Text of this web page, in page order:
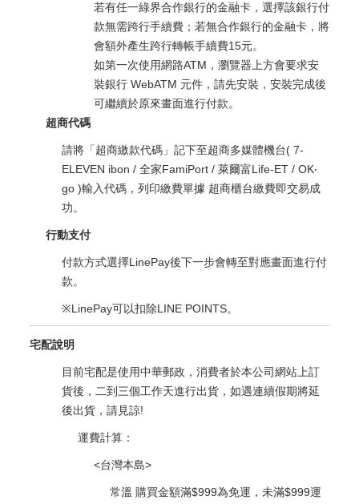
若有任一綠界合作銀行的金融卡，選擇該銀行付
款無需跨行手續費；若無合作銀行的金融卡，將
會額外產生跨行轉帳手續費15元。
如第一次使用網路ATM，瀏覽器上方會要求安
裝銀行 WebATM 元件，請先安裝，安裝完成後
可繼續於原來畫面進行付款。
超商代碼
請將「超商繳款代碼」記下至超商多媒體機台( 7-
ELEVEN ibon / 全家FamiPort / 萊爾富Life-ET / OK‧
go )輸入代碼，列印繳費單據 超商櫃台繳費即交易成
功。
行動支付
付款方式選擇LinePay後下一步會轉至對應畫面進行付
款。
※LinePay可以扣除LINE POINTS。
宅配說明
目前宅配是使用中華郵政，消費者於本公司網站上訂
貨後，二到三個工作天進行出貨，如遇連續假期將延
後出貨，請見諒!
運費計算：
<台灣本島>
常溫 購買金額滿$999為免運，未滿$999運